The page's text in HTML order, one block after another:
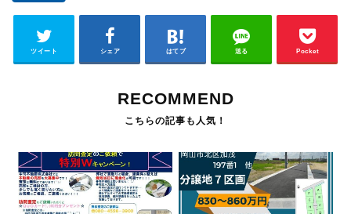
ツイート シェア はてブ 送る Pocket
RECOMMEND